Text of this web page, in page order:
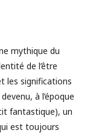
mythique du
de l’être
les significations
à l’époque
fantastique), un
est toujours